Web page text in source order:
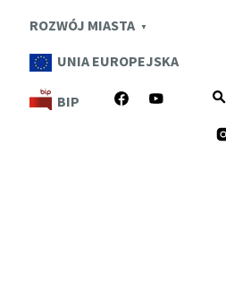
ROZWÓJ MIASTA
UNIA EUROPEJSKA
BIP YOUTUBE
FACEBOOK